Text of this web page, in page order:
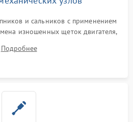
и сальников с применением
изношенных щеток двигателя,
резиновой манжеты.
Подробнее